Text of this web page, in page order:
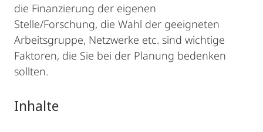
die Finanzierung der eigenen
Stelle/Forschung, die Wahl der geeigneten
Arbeitsgruppe, Netzwerke etc. sind wichtige
Faktoren, die Sie bei der Planung bedenken
sollten.
Inhalte